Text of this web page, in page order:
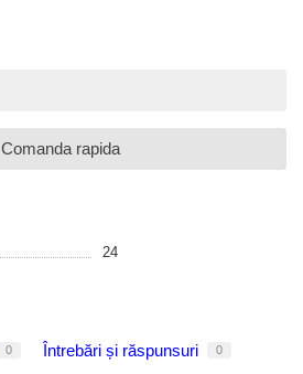
Comanda rapida
24
0 Întrebări și răspunsuri 0